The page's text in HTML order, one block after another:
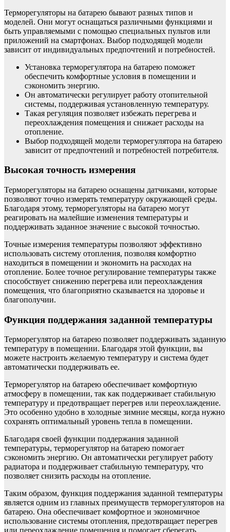
Терморегуляторы на батарею бывают разных типов и
моделей. Они могут оснащаться различными функциями и
быть управляемыми с помощью специальных пультов или
приложений на смартфонах. Выбор подходящей модели
зависит от индивидуальных предпочтений и потребностей.
Установка терморегулятора на батарею поможет
обеспечить комфортные условия в помещении и
сэкономить энергию.
Он автоматически регулирует работу отопительной
системы, поддерживая установленную температуру.
Такая регуляция позволяет избежать перегрева и
переохлаждения помещения и снижает расходы на
отопление.
Выбор подходящей модели терморегулятора на батарею
зависит от предпочтений и потребностей потребителя.
Высокая точность измерения
Терморегуляторы на батарею оснащены датчиками, которые
позволяют точно измерять температуру окружающей среды.
Благодаря этому, терморегуляторы на батарею могут
реагировать на малейшие изменения температуры и
поддерживать заданное значение с высокой точностью.
Точные измерения температуры позволяют эффективно
использовать систему отопления, позволяя комфортно
находиться в помещении и экономить на расходах на
отопление. Более точное регулирование температуры также
способствует снижению перегрева или переохлаждения
помещения, что благоприятно сказывается на здоровье и
благополучии.
Функция поддержания заданной температуры
Терморегулятор на батарею позволяет поддерживать заданную
температуру в помещении. Благодаря этой функции, вы
можете настроить желаемую температуру и система будет
автоматически поддерживать ее.
Терморегулятор на батарею обеспечивает комфортную
атмосферу в помещении, так как поддерживает стабильную
температуру и предотвращает перегрев или переохлаждение.
Это особенно удобно в холодные зимние месяцы, когда нужно
сохранять оптимальный уровень тепла в помещении.
Благодаря своей функции поддержания заданной
температуры, терморегулятор на батарею помогает
сэкономить энергию. Он автоматически регулирует работу
радиатора и поддерживает стабильную температуру, что
позволяет снизить расходы на отопление.
Таким образом, функция поддержания заданной температуры
является одним из главных преимуществ терморегуляторов на
батарею. Она обеспечивает комфортное и экономичное
использование системы отопления, предотвращает перегрев